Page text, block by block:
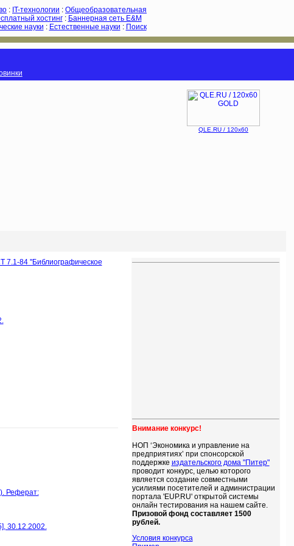
: IT-технологии : Общеобразовательная
хостинг: Баннерная сеть E&M
науки : Естественные науки : Поиск
QLE.RU / 120x60
7.1-84 ''Библиографическое
Реферат:
30.12.2002.
Внимание конкурс!
НОП ‘Экономика и управление на
предприятиях’ при спонсорской
поддержке издательского дома "Питер"
проводит конкурс, целью которого
является создание совместными
усилиями посетителей и администрации
портала 'EUP.RU' открытой системы
онлайн тестирования на нашем сайте.
Призовой фонд составляет 1500
рублей.
Условия конкурса